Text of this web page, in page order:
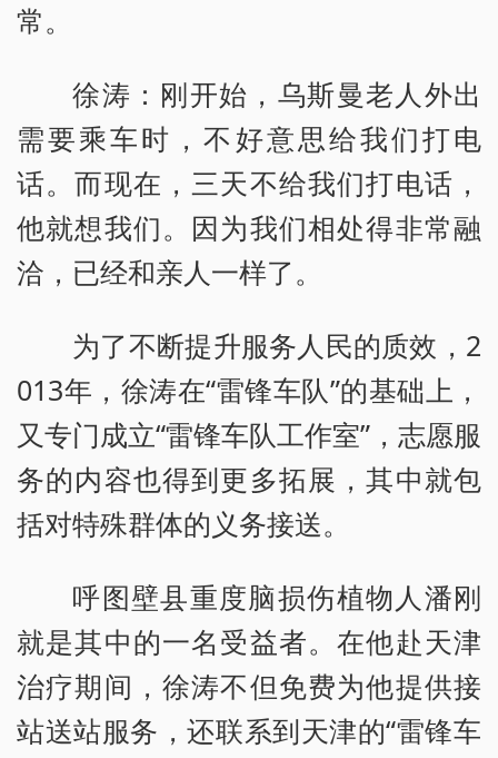
常。
徐涛：刚开始，乌斯曼老人外出
需要乘车时，不好意思给我们打电
话。而现在，三天不给我们打电话，
他就想我们。因为我们相处得非常融
洽，已经和亲人一样了。
为了不断提升服务人民的质效，2
013年，徐涛在“雷锋车队”的基础上，
又专门成立“雷锋车队工作室”，志愿服
务的内容也得到更多拓展，其中就包
括对特殊群体的义务接送。
呼图壁县重度脑损伤植物人潘刚
就是其中的一名受益者。在他赴天津
治疗期间，徐涛不但免费为他提供接
站送站服务，还联系到天津的“雷锋车